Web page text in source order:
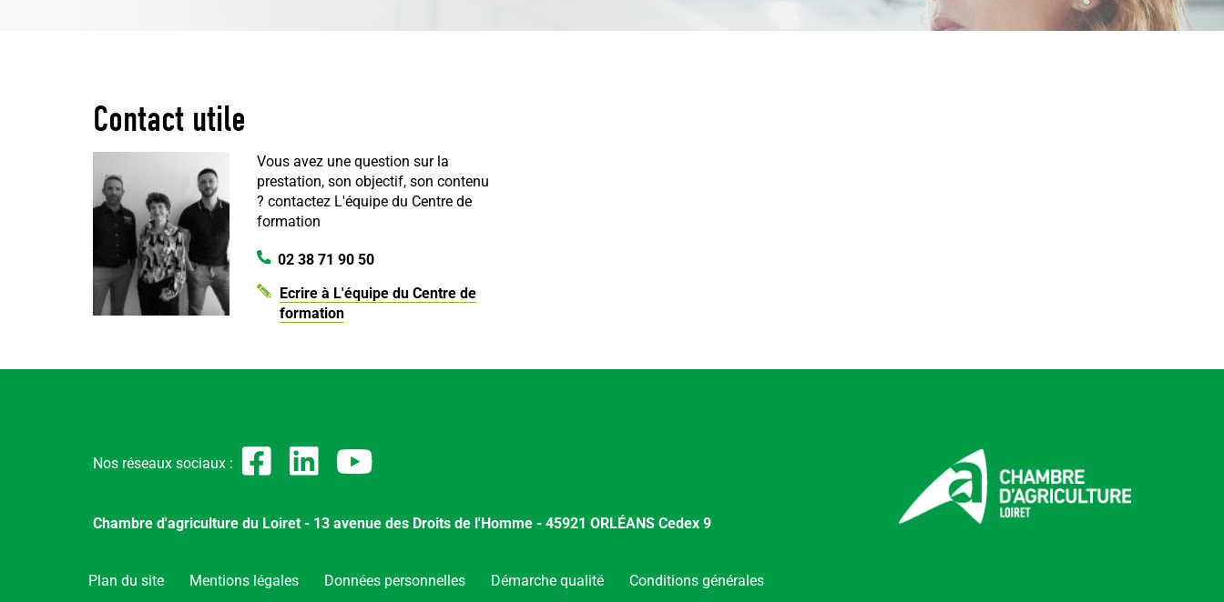
Contact utile
Vous avez une question sur la
prestation, son objectif, son contenu
? contactez L'équipe du Centre de
formation
02 38 71 90 50
Ecrire à L'équipe du Centre de
formation
Nos réseaux sociaux :
Chambre d'agriculture du Loiret - 13 avenue des Droits de l'Homme - 45921 ORLÉANS Cedex 9
Menu
Plan du site Mentions légales Données personnelles Démarche qualité
Conditions générales